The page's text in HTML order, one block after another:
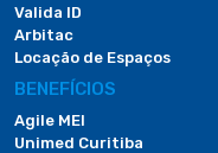
Valida ID
Arbitac
Locação de Espaços
BENEFÍCIOS
Agile MEI
Unimed Curitiba